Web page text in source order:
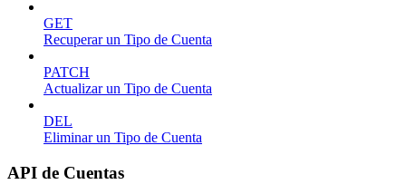
GET
Recuperar un Tipo de Cuenta
PATCH
Actualizar un Tipo de Cuenta
DEL
Eliminar un Tipo de Cuenta
API de Cuentas